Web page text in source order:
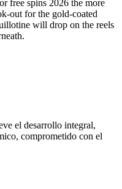
free spins 2026 the more
out for the gold-coated
will drop on the reels
el desarrollo integral,
comprometido con el